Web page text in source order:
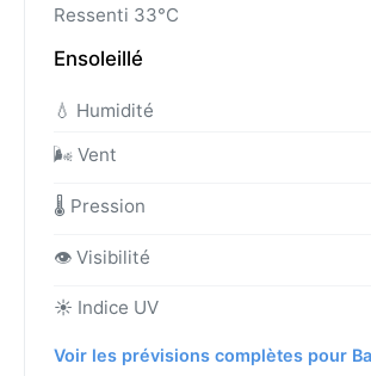
Ressenti 33°C
Ensoleillé
💧 Humidité
🌬️ Vent
🌡️ Pression
👁️ Visibilité
☀️ Indice UV
Voir les prévisions complètes pour